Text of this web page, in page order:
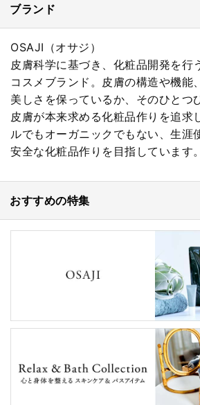
ブランド
OSAJI（オサジ）
皮膚科学に基づき、化粧品開発を行
コスメブランド。皮膚の構造や機能
美しさを保っているか、そのひとつ
皮膚が本来求める化粧品作りを追求
ルでもオーガニックでもない、生涯
安全な化粧品作りを目指しています。
おすすめの特集